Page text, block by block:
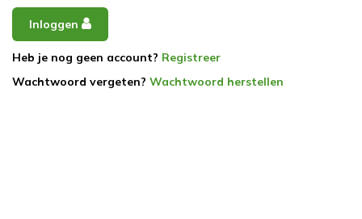
Inloggen
Heb je nog geen account? Registreer
Wachtwoord vergeten? Wachtwoord herstellen